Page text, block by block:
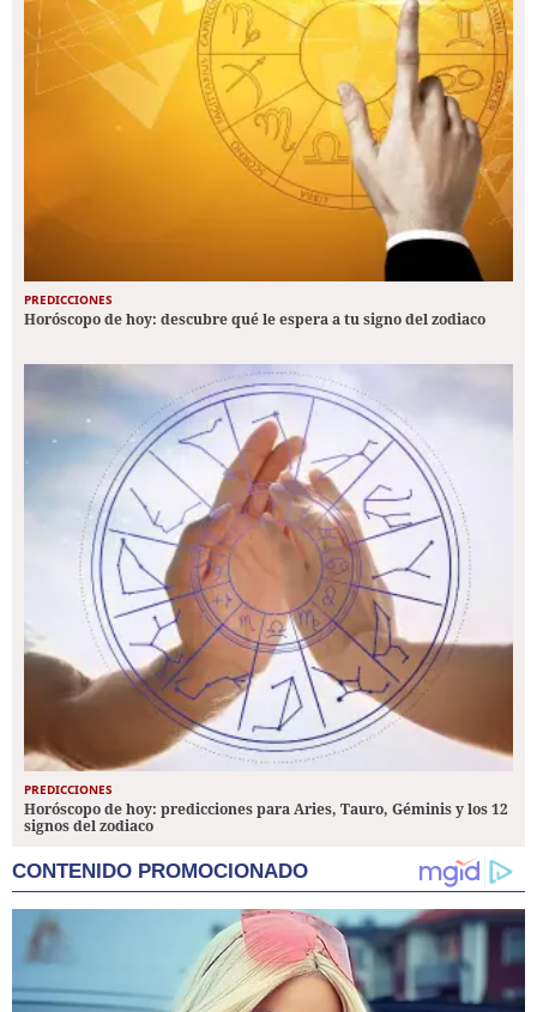
PREDICCIONES
Horóscopo de hoy: descubre qué le espera a tu signo del zodiaco
PREDICCIONES
Horóscopo de hoy: predicciones para Aries, Tauro, Géminis y los 12
signos del zodiaco
CONTENIDO PROMOCIONADO